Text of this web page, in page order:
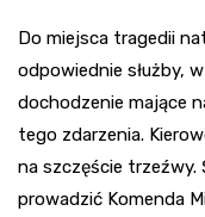
Do miejsca tragedii
odpowiednie służby,
dochodzenie mające
tego zdarzenia.
na szczęście
prowadzić Komenda